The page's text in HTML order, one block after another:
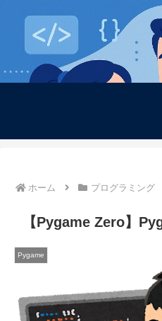
ホーム プログラミング
【Pygame Zero】
Pygame